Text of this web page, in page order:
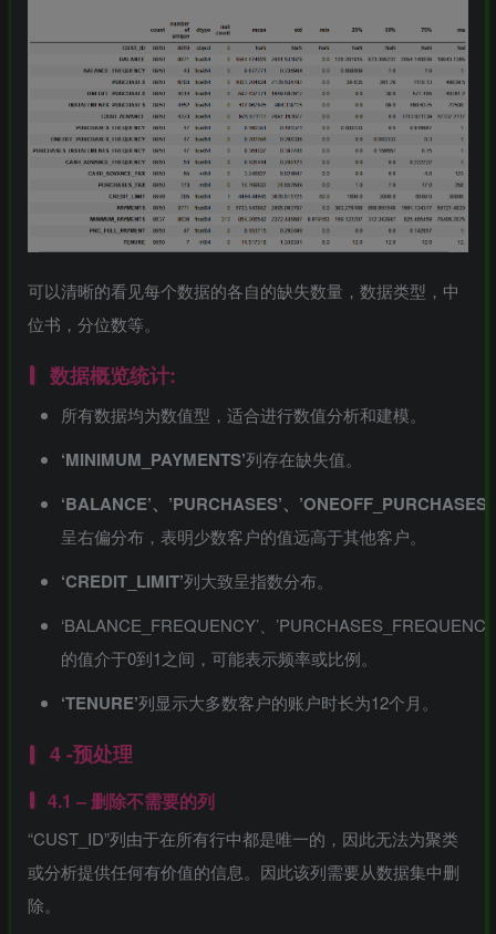
可以清晰的看见每个数据的各自的缺失数量，数据类型，中
位书，分位数等。
数据概览统计:
所有数据均为数值型，适合进行数值分析和建模。
‘MINIMUM_PAYMENTS’列存在缺失值。
‘BALANCE’、’PURCHASES’、
呈右偏分布，表明少数客户的值远高于其他客户。
‘CREDIT_LIMIT’列大致呈指数分布。
‘BALANCE_FREQUENCY’、
的值介于0到1之间，可能表示频率或比例。
‘TENURE’列显示大多数客户的账户时长为12个月。
4 -预处理
4.1 – 删除不需要的列
“CUST_ID”列由于在所有行中都是唯一的，因此无法为聚类
或分析提供任何有价值的信息。因此该列需要从数据集中删
除。